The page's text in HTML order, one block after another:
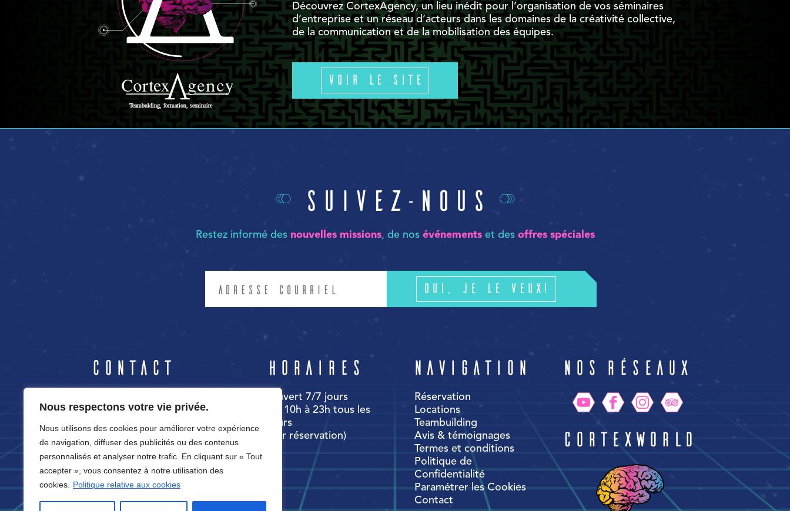
Nous respectons votre vie privée.
Nous utilisons des cookies pour améliorer votre expérience
de navigation, diffuser des publicités ou des contenus
personnalisés et analyser notre trafic. En cliquant sur « Tout
accepter », vous consentez à notre utilisation des
cookies.
Politique relative aux cookies
Découvrez CortexAgency, un lieu inédit pour l’organisation de vos séminaires
d’entreprise et un réseau d’acteurs dans les domaines de la créativité collective,
de la communication et de la mobilisation des équipes.
Voir le site
Suivez-nous
Restez informé des nouvelles missions, de nos événementset des offres spéciales
Oui, je le veux!
Contact
04.50.86.37.89
contact@cortexvirtual.fr
12 rue Germain
Sommeiller
74100 Annemasse
Horaires
Ouvert 7/7 jours
de 10h à 23h tous les
jours
(sur réservation)
Navigation
Réservation
Locations
Teambuilding
Avis & témoignages
Termes et conditions
Politique de
Confidentialité
Paramétrer les Cookies
Contact
Nos réseaux
CortexWorld